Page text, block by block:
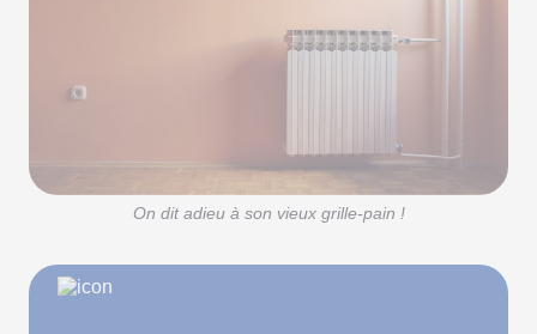
On dit adieu à son vieux grille-pain !